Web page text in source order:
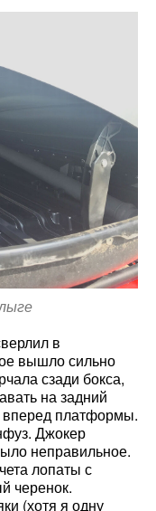
в
вышло сильно
сзади бокса,
на задний
платформы.
Джокер
неправильное.
лопаты с
черенок.
(хотя я одну